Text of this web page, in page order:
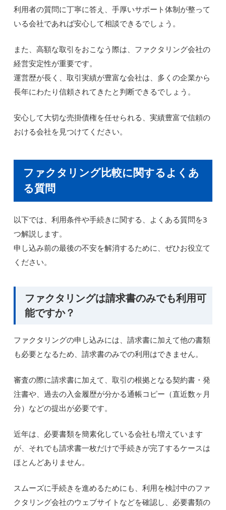
利用者の質問に丁寧に答え、手厚いサポート体制が整って
いる会社であれば安心して相談できるでしょう。
また、高額な取引をおこなう際は、ファクタリング会社の
経営安定性が重要です。
運営歴が長く、取引実績が豊富な会社は、多くの企業から
長年にわたり信頼されてきたと判断できるでしょう。
安心して大切な売掛債権を任せられる、実績豊富で信頼の
おける会社を見つけてください。
ファクタリング比較に関するよくあ
る質問
以下では、利用条件や手続きに関する、よくある質問を3
つ解説します。
申し込み前の最後の不安を解消するために、ぜひお役立て
ください。
ファクタリングは請求書のみでも利用可
能ですか？
ファクタリングの申し込みには、請求書に加えて他の書類
も必要となるため、請求書のみでの利用はできません。
審査の際に請求書に加えて、取引の根拠となる契約書・発
注書や、過去の入金履歴が分かる通帳コピー（直近数ヶ月
分）などの提出が必要です。
近年は、必要書類を簡素化している会社も増えています
が、それでも請求書一枚だけで手続きが完了するケースは
ほとんどありません。
スムーズに手続きを進めるためにも、利用を検討中のファ
クタリング会社のウェブサイトなどを確認し、必要書類の